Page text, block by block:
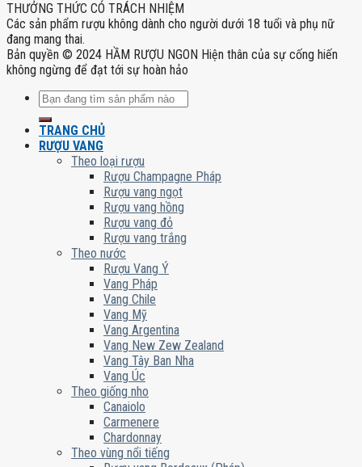
THƯỞNG THỨC CÓ TRÁCH NHIỆM
Các sản phẩm rượu không dành cho người dưới 18 tuổi và phụ nữ
đang mang thai.
Bản quyền © 2024 HẦM RƯỢU NGON Hiện thân của sự cống hiến
không ngừng để đạt tới sự hoàn hảo
Tìm
TRANG CHỦ
RƯỢU VANG
Theo loại rượu
Rượu Champagne Pháp
Rượu vang ngọt
Rượu vang hồng
Rượu vang đỏ
Rượu vang trắng
Theo nước
Rượu Vang Ý
Vang Pháp
Vang Chile
Vang Mỹ
Vang Argentina
Vang New Zew Zealand
Vang Tây Ban Nha
Vang Úc
Theo giống nho
Canaiolo
Carmenere
Chardonnay
Theo vùng nổi tiếng